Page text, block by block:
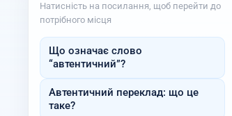
Натисність на посилання, щоб перейти до
потрібного місця
Що означає слово
“автентичний”?
Автентичний переклад: що це
таке?